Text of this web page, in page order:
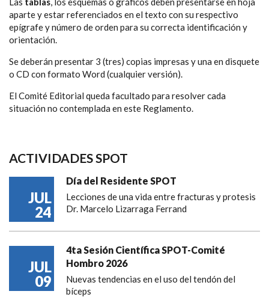
aparte y estar referenciados en el texto con su respectivo
epígrafe y número de orden para su correcta identificación y
orientación.
Se deberán presentar 3 (tres) copias impresas y una en disquete
o CD con formato Word (cualquier versión).
El Comité Editorial queda facultado para resolver cada
situación no contemplada en este Reglamento.
ACTIVIDADES SPOT
JUL
24
Día del Residente SPOT
Lecciones de una vida entre fracturas y protesis
Dr. Marcelo Lizarraga Ferrand
JUL
09
4ta Sesión Científica SPOT-Comité
Hombro 2026
Nuevas tendencias en el uso del tendón del
bíceps